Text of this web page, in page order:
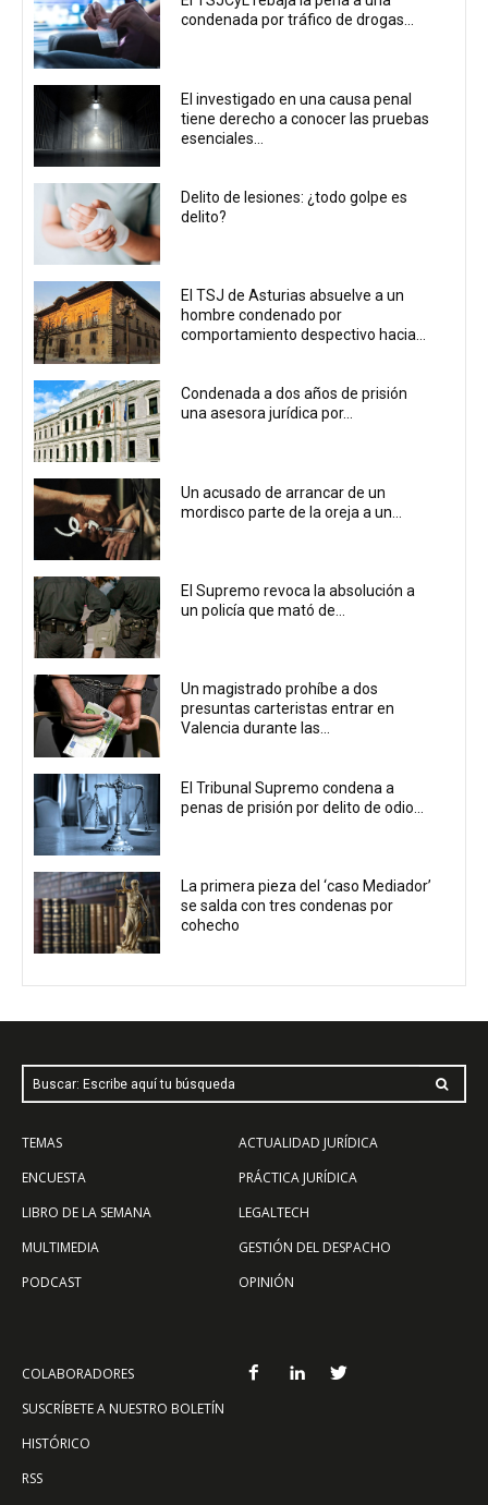
condenada por tráfico de drogas...
El investigado en una causa penal
tiene derecho a conocer las pruebas
esenciales...
Delito de lesiones: ¿todo golpe es
delito?
El TSJ de Asturias absuelve a un
hombre condenado por
comportamiento despectivo hacia...
Condenada a dos años de prisión
una asesora jurídica por...
Un acusado de arrancar de un
mordisco parte de la oreja a un...
El Supremo revoca la absolución a
un policía que mató de...
Un magistrado prohíbe a dos
presuntas carteristas entrar en
Valencia durante las...
El Tribunal Supremo condena a
penas de prisión por delito de odio...
La primera pieza del ‘caso Mediador’
se salda con tres condenas por
cohecho
Buscar: Escribe aquí tu búsqueda
TEMAS
ENCUESTA
LIBRO DE LA SEMANA
MULTIMEDIA
PODCAST
ACTUALIDAD JURÍDICA
PRÁCTICA JURÍDICA
LEGALTECH
GESTIÓN DEL DESPACHO
OPINIÓN
COLABORADORES
SUSCRÍBETE A NUESTRO BOLETÍN
HISTÓRICO
RSS